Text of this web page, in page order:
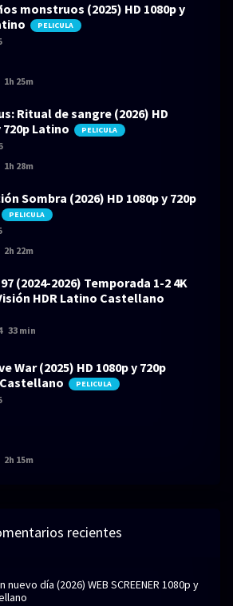
monstruos (2025) HD 1080p y
PELICULA
1h 25m
Ritual de sangre (2026) HD
720p Latino
PELICULA
1h 28m
Sombra (2026) HD 1080p y 720p
PELICULA
2h 22m
(2024-2026) Temporada 1-2 4K
HDR Latino Castellano
33 min
War (2025) HD 1080p y 720p
PELICULA
2h 15m
recientes
nuevo día (2026) WEB SCREENER 1080p y